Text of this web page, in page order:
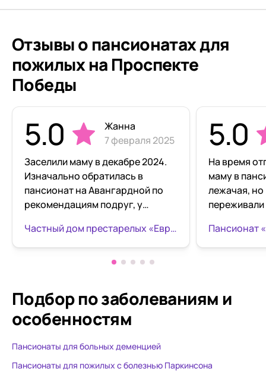
Отзывы о пансионатах для
пожилых на Проcпекте
Победы
5.0
Жанна
7 февраля 2025
Заселили маму в декабре 2024.
Изначально обратилась в
пансионат на Авангардной по
рекомендациям подруг, у
находились родственники. Мне
провели экскурсию, я смогла
примерно определиться с
возможностям этого филиала.
Менеджеры Елена и Галия
терпеливо и детально отвечали
Гульнара Рашитовна,
прекрасный человек, очень
Частный дом престарелых «Европейский» Сердце Гармонии
5.0
На время
маму в
лежачая,
переживали
сложилось
ухаживала
подход.
Пансионат
Подбор по заболеваниям и
особенностям
Пансионаты для больных деменцией
Пансионаты для пожилых с болезнью Паркинсона